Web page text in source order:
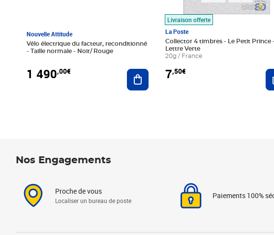
Nouvelle Attitude
Vélo électrique du facteur, reconditionné
- Taille normale - Noir/ Rouge
1 490,00€ Ajouter au panier
Livraison offerte
La Poste
Collector 4 timbres - Le Petit Prince -
Lettre Verte
20g / France
7,50€
Nos Engagements
Proche de vous
Localiser un bureau de poste
Paiements 100%